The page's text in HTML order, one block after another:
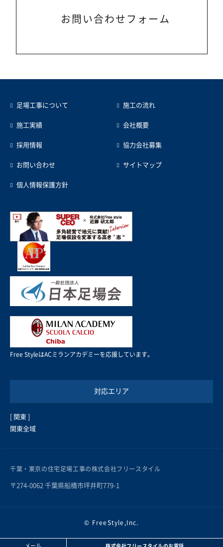
お問い合わせフォーム
足場工事について 施工の流れ
施工実績 会社概要
採用情報 協力会社募集
お問い合わせ サイトマップ
個人情報保護方針
Free StyleはACミランアカデミーを応援しています。
対応エリア
[ 関東 ]
関東全域
千葉・東京の住宅足場工事の株式会社フリースタイル
〒274-0062 千葉県船橋市坪井町779-1
© FreeStyle,Inc.
メール 株式会社フリースタイルのお電話